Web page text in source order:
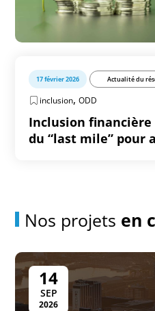
17 février 2026 Actualité du
inclusion,ODD
Inclusion
du “last mile” pour
Nos projets en
14
SEP
2026